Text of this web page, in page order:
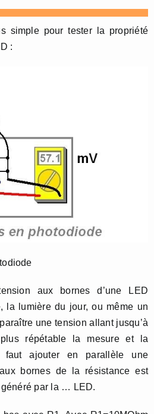
simple pour tester la propriété
:
aux bornes d’une LED
la lumière du jour, ou même un
une tension allant jusqu’à
répétable la mesure et la
faut ajouter en parallèle une
bornes de la résistance est
généré par la … LED.